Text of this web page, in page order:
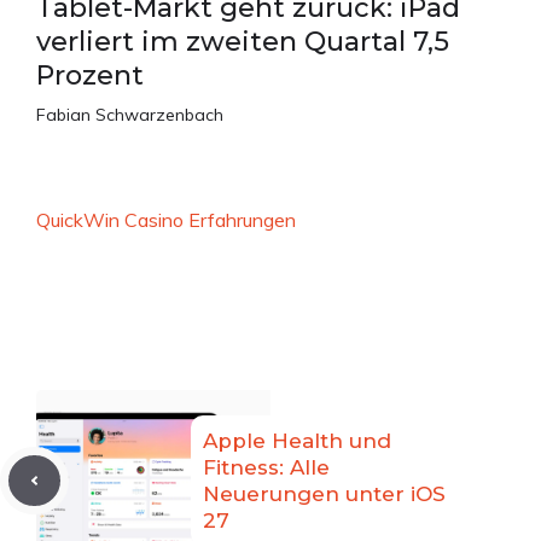
Tablet-Markt geht zurück: iPad
verliert im zweiten Quartal 7,5
Prozent
Fabian Schwarzenbach
QuickWin Casino Erfahrungen
Apple Health und
Fitness: Alle
Neuerungen unter iOS
27